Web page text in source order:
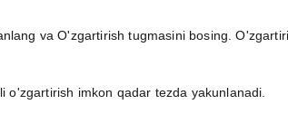
va O'zgartirish tugmasini bosing.
o'zgartirish imkon qadar tezda yakunlanadi.